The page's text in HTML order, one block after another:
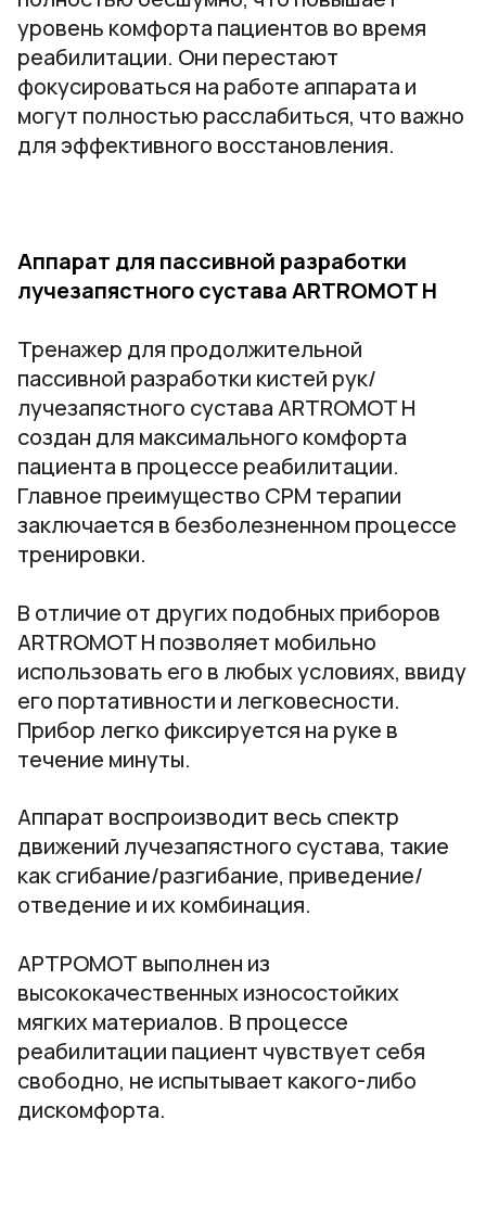
уровень комфорта пациентов во время
реабилитации. Они перестают
фокусироваться на работе аппарата и
могут полностью расслабиться, что важно
для эффективного восстановления.
Аппарат для пассивной разработки
лучезапястного суставаARTROMOT H
Тренажер для продолжительной
пассивной разработки кистей рук/
лучезапястного сустава ARTROMOT H
создан для максимального комфорта
пациента в процессе реабилитации.
Главное преимущество CPM терапии
заключается в безболезненном процессе
тренировки.
В отличие от других подобных приборов
ARTROMOT H позволяет мобильно
использовать его в любых условиях, ввиду
его портативности и легковесности.
Прибор легко фиксируется на руке в
течение минуты.
Аппарат воспроизводит весь спектр
движений лучезапястного сустава, такие
как сгибание/разгибание, приведение/
отведение и их комбинация.
АРТРОМОТ выполнен из
высококачественных износостойких
мягких материалов. В процессе
реабилитации пациент чувствует себя
свободно, не испытывает какого-либо
дискомфорта.